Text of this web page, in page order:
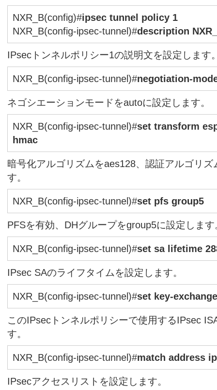
NXR_B(config)#ipsec tunnel policy 1
NXR_B(config-ipsec-tunnel)#description
IPsecトンネルポリシー1の説明文を設定します
NXR_B(config-ipsec-tunnel)#negotiation-
ネゴシエーションモードをautoに設定します。
NXR_B(config-ipsec-tunnel)#set transform
hmac
暗号化アルゴリズムをaes128、認証アルゴリ
す。
NXR_B(config-ipsec-tunnel)#set pfs group5
PFSを有効、DHグループをgroup5に設定します
NXR_B(config-ipsec-tunnel)#set sa lifetime
IPsec SAのライフタイムを設定します。
NXR_B(config-ipsec-tunnel)#set key-
このIPsecトンネルポリシーで使用するIPsec
す。
NXR_B(config-ipsec-tunnel)#match address
IPsecアクセスリストを設定します。